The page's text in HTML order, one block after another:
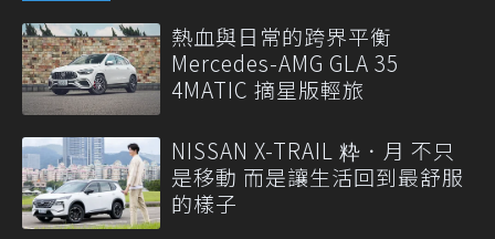
熱血與日常的跨界平衡
Mercedes-AMG GLA 35
4MATIC 摘星版輕旅
NISSAN X-TRAIL 粋．月 不只
是移動 而是讓生活回到最舒服
的樣子